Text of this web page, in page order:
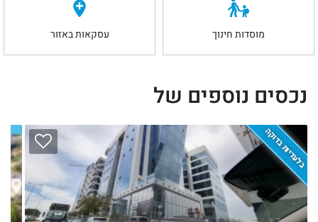
מוסדות חינוך עסקאות באזור
נכסים נוספים של
בלעדיות בדוקה